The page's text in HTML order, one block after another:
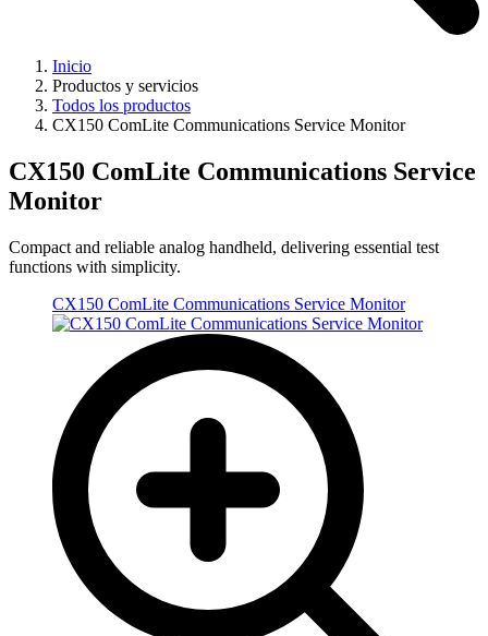
Inicio
Productos y servicios
Todos los productos
CX150 ComLite Communications Service Monitor
CX150 ComLite Communications Service
Monitor
Compact and reliable analog handheld, delivering essential test
functions with simplicity.
CX150 ComLite Communications Service Monitor